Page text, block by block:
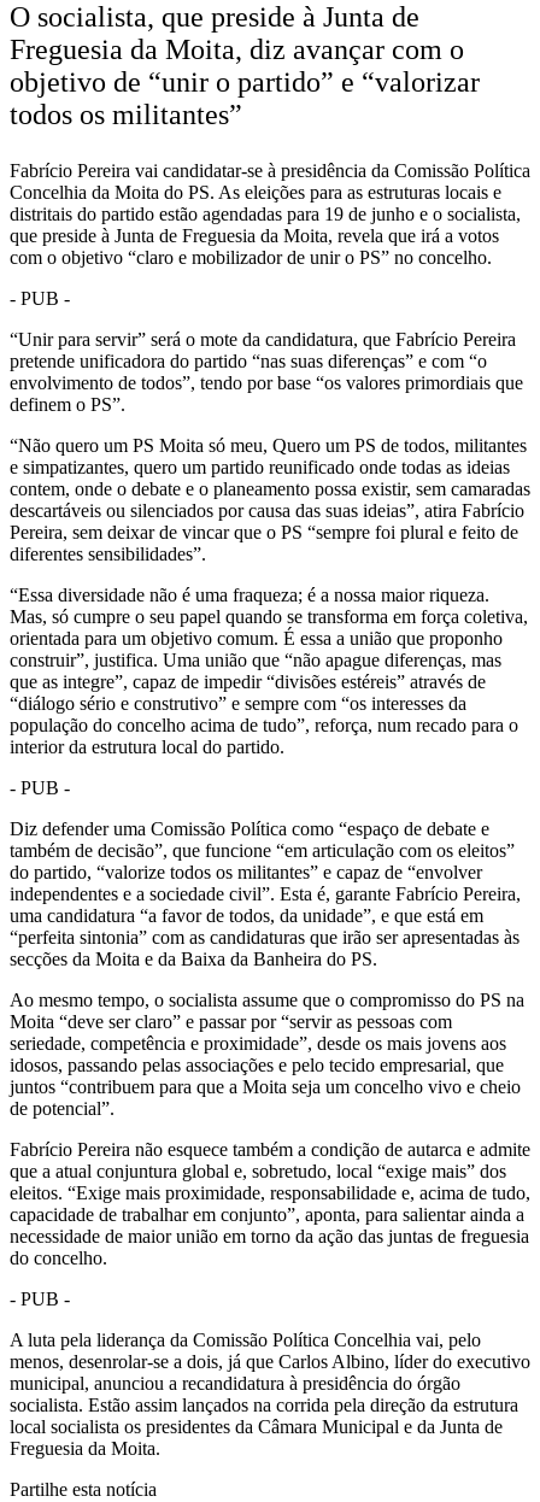
O socialista, que preside à Junta de
Freguesia da Moita, diz avançar com o
objetivo de “unir o partido” e “valorizar
todos os militantes”
Fabrício Pereira vai candidatar-se à presidência da Comissão Política
Concelhia da Moita do PS. As eleições para as estruturas locais e
distritais do partido estão agendadas para 19 de junho e o socialista,
que preside à Junta de Freguesia da Moita, revela que irá a votos
com o objetivo “claro e mobilizador de unir o PS” no concelho.
- PUB -
“Unir para servir” será o mote da candidatura, que Fabrício Pereira
pretende unificadora do partido “nas suas diferenças” e com “o
envolvimento de todos”, tendo por base “os valores primordiais que
definem o PS”.
“Não quero um PS Moita só meu, Quero um PS de todos, militantes
e simpatizantes, quero um partido reunificado onde todas as ideias
contem, onde o debate e o planeamento possa existir, sem camaradas
descartáveis ou silenciados por causa das suas ideias”, atira Fabrício
Pereira, sem deixar de vincar que o PS “sempre foi plural e feito de
diferentes sensibilidades”.
“Essa diversidade não é uma fraqueza; é a nossa maior riqueza.
Mas, só cumpre o seu papel quando se transforma em força coletiva,
orientada para um objetivo comum. É essa a união que proponho
construir”, justifica. Uma união que “não apague diferenças, mas
que as integre”, capaz de impedir “divisões estéreis” através de
“diálogo sério e construtivo” e sempre com “os interesses da
população do concelho acima de tudo”, reforça, num recado para o
interior da estrutura local do partido.
- PUB -
Diz defender uma Comissão Política como “espaço de debate e
também de decisão”, que funcione “em articulação com os eleitos”
do partido, “valorize todos os militantes” e capaz de “envolver
independentes e a sociedade civil”. Esta é, garante Fabrício Pereira,
uma candidatura “a favor de todos, da unidade”, e que está em
“perfeita sintonia” com as candidaturas que irão ser apresentadas às
secções da Moita e da Baixa da Banheira do PS.
Ao mesmo tempo, o socialista assume que o compromisso do PS na
Moita “deve ser claro” e passar por “servir as pessoas com
seriedade, competência e proximidade”, desde os mais jovens aos
idosos, passando pelas associações e pelo tecido empresarial, que
juntos “contribuem para que a Moita seja um concelho vivo e cheio
de potencial”.
Fabrício Pereira não esquece também a condição de autarca e admite
que a atual conjuntura global e, sobretudo, local “exige mais” dos
eleitos. “Exige mais proximidade, responsabilidade e, acima de tudo,
capacidade de trabalhar em conjunto”, aponta, para salientar ainda a
necessidade de maior união em torno da ação das juntas de freguesia
do concelho.
- PUB -
A luta pela liderança da Comissão Política Concelhia vai, pelo
menos, desenrolar-se a dois, já que Carlos Albino, líder do executivo
municipal, anunciou a recandidatura à presidência do órgão
socialista. Estão assim lançados na corrida pela direção da estrutura
local socialista os presidentes da Câmara Municipal e da Junta de
Freguesia da Moita.
Partilhe esta notícia